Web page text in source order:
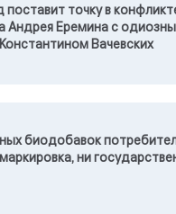
поставит точку в
Андрея Еремина с
Вачевских
биодобавок
ни